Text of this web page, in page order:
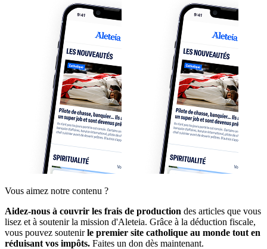
Vous aimez notre contenu ?
Aidez-nous à couvrir les frais de production des articles que vous
lisez et à soutenir la mission d'Aleteia. Grâce à la déduction fiscale,
vous pouvez soutenirle premier site catholique au monde tout en
réduisant vos impôts. Faites un don dès maintenant.